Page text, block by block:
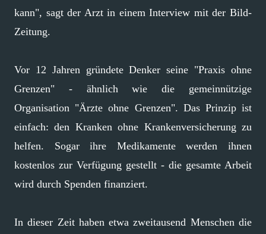
kann", sagt der Arzt in einem Interview mit der Bild-
Zeitung.
Vor 12 Jahren gründete Denker seine "Praxis ohne
Grenzen" - ähnlich wie die gemeinnützige
Organisation "Ärzte ohne Grenzen". Das Prinzip ist
einfach: den Kranken ohne Krankenversicherung zu
helfen. Sogar ihre Medikamente werden ihnen
kostenlos zur Verfügung gestellt - die gesamte Arbeit
wird durch Spenden finanziert.
In dieser Zeit haben etwa zweitausend Menschen die